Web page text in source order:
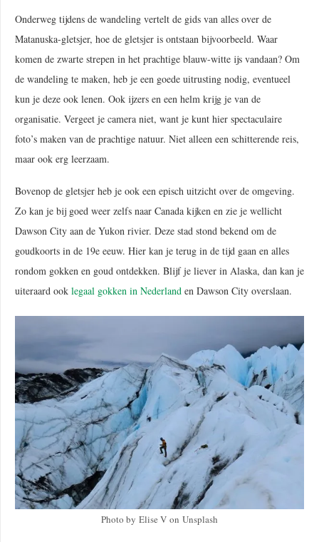
Onderweg tijdens de wandeling vertelt de gids van alles over de
Matanuska-gletsjer, hoe de gletsjer is ontstaan bijvoorbeeld. Waar
komen de zwarte strepen in het prachtige blauw-witte ijs vandaan? Om
de wandeling te maken, heb je een goede uitrusting nodig, eventueel
kun je deze ook lenen. Ook ijzers en een helm krijg je van de
organisatie. Vergeet je camera niet, want je kunt hier spectaculaire
foto’s maken van de prachtige natuur. Niet alleen een schitterende reis,
maar ook erg leerzaam.
Bovenop de gletsjer heb je ook een episch uitzicht over de omgeving.
Zo kan je bij goed weer zelfs naar Canada kijken en zie je wellicht
Dawson City aan de Yukon rivier. Deze stad stond bekend om de
goudkoorts in de 19e eeuw. Hier kan je terug in de tijd gaan en alles
rondom gokken en goud ontdekken. Blijf je liever in Alaska, dan kan je
uiteraard ook legaal gokken in Nederland en Dawson City overslaan.
Photo by Elise V on Unsplash